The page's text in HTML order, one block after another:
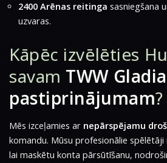
2400 Arēnas reitinga sasniegšana
uzvaras.
Kāpēc izvēlēties
savam TWW
pastiprinājumam?
Mēs izceļamies ar nepārspējamu
komandu. Mūsu profesionālie spēlētāji
lai maskētu konta pārsūtīšanu,